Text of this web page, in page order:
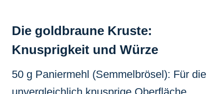
Die goldbraune Kruste:
Knusprigkeit und Würze
50 g Paniermehl (Semmelbrösel): Für die